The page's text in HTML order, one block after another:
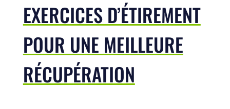
EXERCICES D’ÉTIREMENT
POUR UNE MEILLEURE
RÉCUPÉRATION